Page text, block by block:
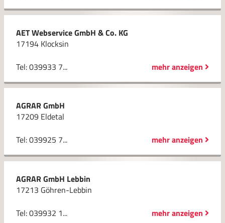
AET Webservice GmbH & Co. KG
17194 Klocksin
Tel: 039933 7...
mehr anzeigen
AGRAR GmbH
17209 Eldetal
Tel: 039925 7...
mehr anzeigen
AGRAR GmbH Lebbin
17213 Göhren-Lebbin
Tel: 039932 1...
mehr anzeigen